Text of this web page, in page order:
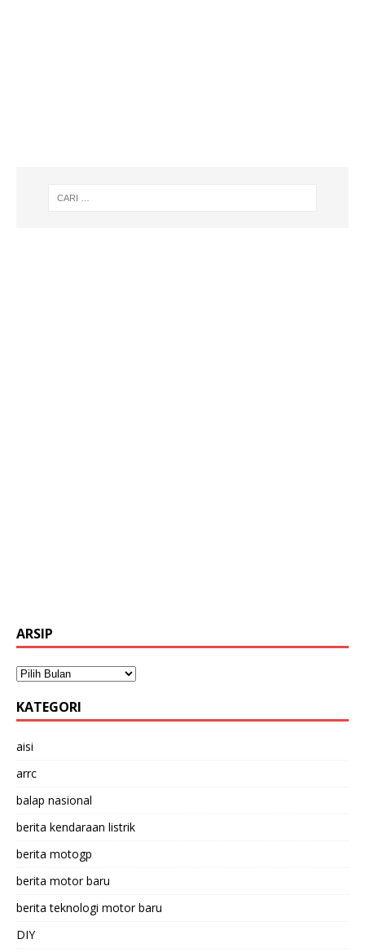
ARSIP
KATEGORI
aisi
arrc
balap nasional
berita kendaraan listrik
berita motogp
berita motor baru
berita teknologi motor baru
DIY